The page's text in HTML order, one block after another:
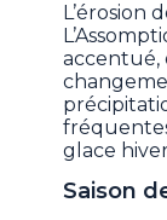
L’érosion
accentué,
glace
Saison